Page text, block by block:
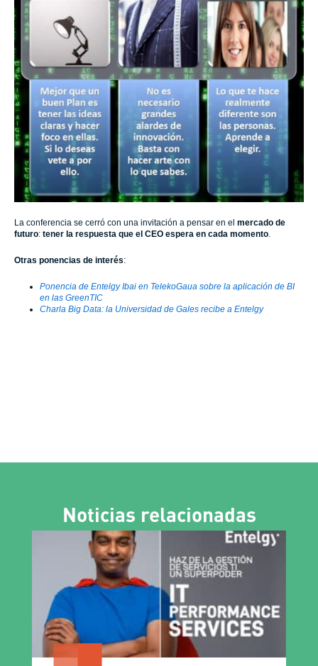
La conferencia se cerró con una invitación a pensar en el mercado de
futuro: tener la respuesta que el CEO espera en cada momento.
Otras ponencias de interés:
Ponencia de Entelgy Ibai en TelekoGaua sobre la aplicación de BI
en las GreenTIC
Charla Big Data: la Universidad de Gales recibe a Entelgy
Noticias relacionadas